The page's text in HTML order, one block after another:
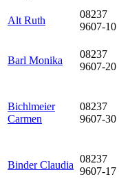
Alt Ruth
08237
9607-10
Barl Monika
08237
9607-20
Bichlmeier
Carmen
08237
9607-30
Binder Claudia
08237
9607-17